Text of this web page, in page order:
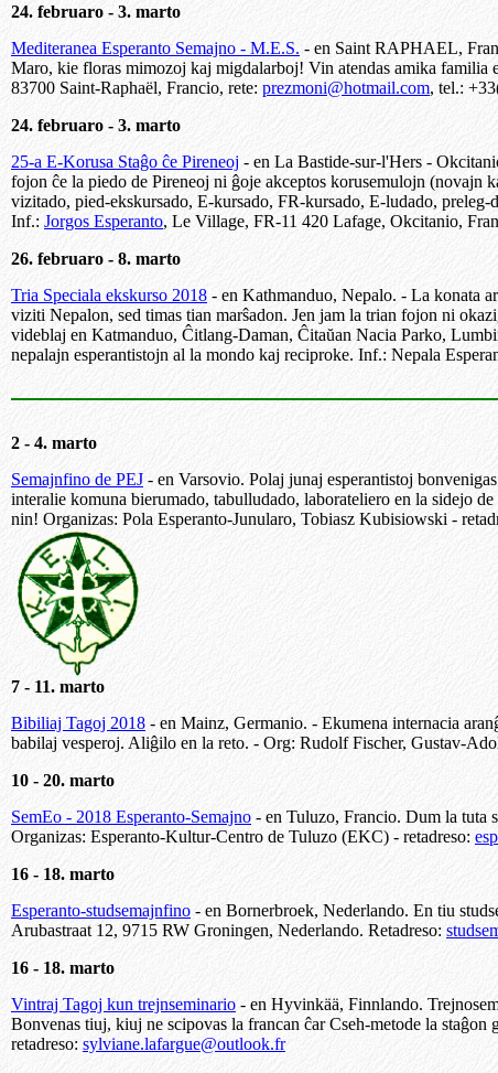
24. februaro - 3. marto
Mediteranea Esperanto Semajno - M.E.S. - en Saint RAPHAEL,
Maro, kie floras mimozoj kaj migdalarboj! Vin atendas amika familia
83700 Saint-Raphaël, Francio, rete: prezmoni@hotmail.com, tel.:
24. februaro - 3. marto
25-a E-Korusa Staĝo ĉe Pireneoj - en La Bastide-sur-l'Hers -
fojon ĉe la piedo de Pireneoj ni ĝoje akceptos korusemulojn
vizitado, pied-ekskursado, E-kursado, FR-kursado, E-ludado,
Inf.: Jorgos Esperanto, Le Village, FR-11 420 Lafage, Okcitanio,
26. februaro - 8. marto
Tria Speciala ekskurso 2018 - en Kathmanduo, Nepalo. - La konata
viziti Nepalon, sed timas tian marŝadon. Jen jam la trian fojon ni
videblaj en Katmanduo, Ĉitlang-Daman, Ĉitaŭan Nacia Parko,
nepalajn esperantistojn al la mondo kaj reciproke. Inf.: Nepala
2 - 4. marto
Semajnfino de PEJ - en Varsovio. Polaj junaj esperantistoj
interalie komuna bierumado, tabulludado, laborateliero en la sidejo
nin! Organizas: Pola Esperanto-Junularo, Tobiasz Kubisiowski -
7 - 11. marto
Bibiliaj Tagoj 2018 - en Mainz, Germanio. - Ekumena internacia
babilaj vesperoj. Aliĝilo en la reto. - Org: Rudolf Fischer, Gustav-
10 - 20. marto
SemEo - 2018 Esperanto-Semajno - en Tuluzo, Francio. Dum la tuta
Organizas: Esperanto-Kultur-Centro de Tuluzo (EKC) - retadreso:
16 - 18. marto
Esperanto-studsemajnfino - en Bornerbroek, Nederlando. En tiu
Arubastraat 12, 9715 RW Groningen, Nederlando. Retadreso:
16 - 18. marto
Vintraj Tagoj kun trejnseminario - en Hyvinkää, Finnlando.
Bonvenas tiuj, kiuj ne scipovas la francan ĉar Cseh-metode la
retadreso: sylviane.lafargue@outlook.fr